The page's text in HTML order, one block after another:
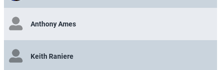
Anthony Ames
Keith Raniere